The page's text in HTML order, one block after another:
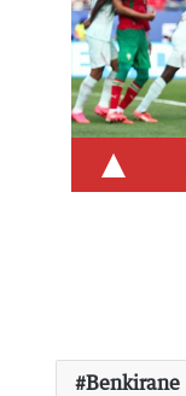
Benkirane